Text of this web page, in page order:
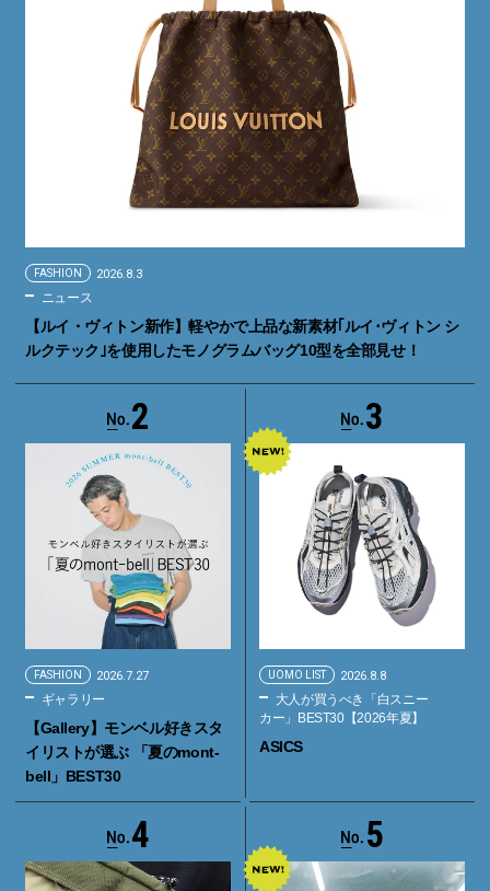
FASHION 2026.8.3
ニュース
【ルイ・ヴィトン新作】軽やかで上品な新素材｢ルイ･ヴィトン シ
ルクテック｣を使用したモノグラムバッグ10型を全部見せ！
2
FASHION 2026.7.27
ギャラリー
【Gallery】モンベル好きスタ
イリストが選ぶ 「夏のmont-
bell」BEST30
3
UOMO LIST 2026.8.8
大人が買うべき「白スニー
カー」BEST30【2026年夏】
ASICS
4 5